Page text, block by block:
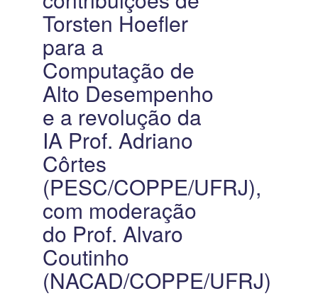
Torsten Hoefler
para a
Computação de
Alto Desempenho
e a revolução da
IA Prof. Adriano
Côrtes
(PESC/COPPE/UFRJ),
com moderação
do Prof. Alvaro
Coutinho
(NACAD/COPPE/UFRJ)